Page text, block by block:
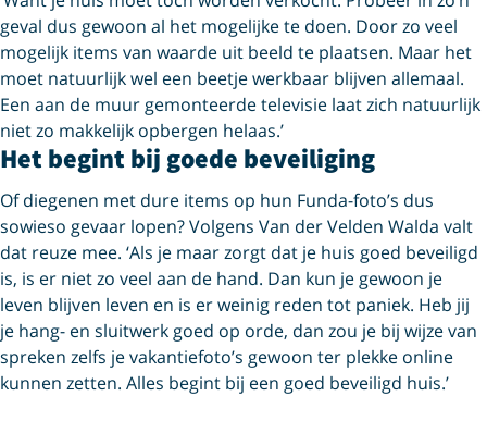
geval dus gewoon al het mogelijke te doen. Door zo veel
mogelijk items van waarde uit beeld te plaatsen. Maar het
moet natuurlijk wel een beetje werkbaar blijven allemaal.
Een aan de muur gemonteerde televisie laat zich natuurlijk
niet zo makkelijk opbergen helaas.’
Het begint bij goede beveiliging
Of diegenen met dure items op hun Funda-foto’s dus
sowieso gevaar lopen? Volgens Van der Velden Walda valt
dat reuze mee. ‘Als je maar zorgt dat je huis goed beveiligd
is, is er niet zo veel aan de hand. Dan kun je gewoon je
leven blijven leven en is er weinig reden tot paniek. Heb jij
je hang- en sluitwerk goed op orde, dan zou je bij wijze van
spreken zelfs je vakantiefoto’s gewoon ter plekke online
kunnen zetten. Alles begint bij een goed beveiligd huis.’